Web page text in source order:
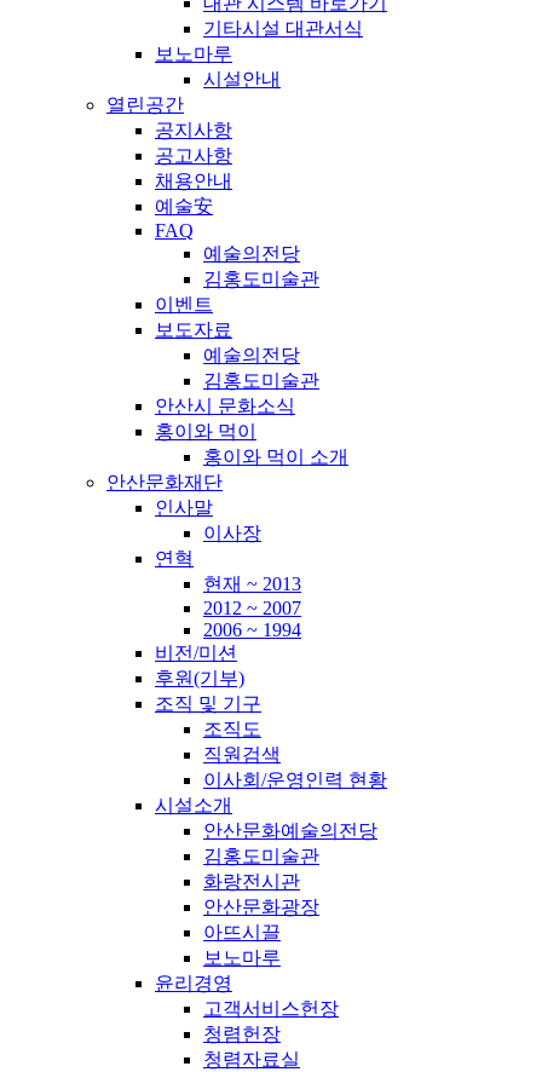
기타시설 대관서식
보노마루
시설안내
열린공간
공지사항
공고사항
채용안내
예술安
FAQ
예술의전당
김홍도미술관
이벤트
보도자료
예술의전당
김홍도미술관
안산시 문화소식
홍이와 먹이
홍이와 먹이 소개
안산문화재단
인사말
이사장
연혁
현재 ~ 2013
2012 ~ 2007
2006 ~ 1994
비전/미션
후원(기부)
조직 및 기구
조직도
직원검색
이사회/운영인력 현황
시설소개
안산문화예술의전당
김홍도미술관
화랑전시관
안산문화광장
아뜨시끌
보노마루
윤리경영
고객서비스헌장
청렴헌장
청렴자료실